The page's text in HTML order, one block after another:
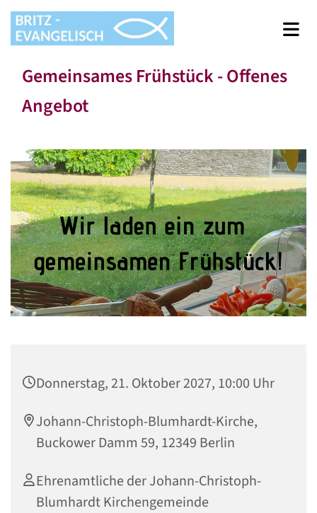
Gemeinsames Frühstück - Offenes
Angebot
Donnerstag, 21. Oktober 2027, 10:00 Uhr
Johann-Christoph-Blumhardt-Kirche,
Buckower Damm 59, 12349 Berlin
Ehrenamtliche der Johann-Christoph-
Blumhardt Kirchengemeinde